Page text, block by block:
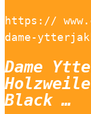
https://
dame-
Dame
Black …